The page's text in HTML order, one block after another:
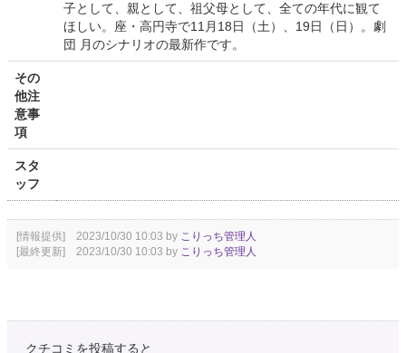
子として、親として、祖父母として、全ての年代に観て
ほしい。座・高円寺で11月18日（土）、19日（日）。劇
団 月のシナリオの最新作です。
その
他注
意事
項
スタ
ッフ
[情報提供] 2023/10/30 10:03 by こりっち管理人
[最終更新] 2023/10/30 10:03 by こりっち管理人
クチコミを投稿すると